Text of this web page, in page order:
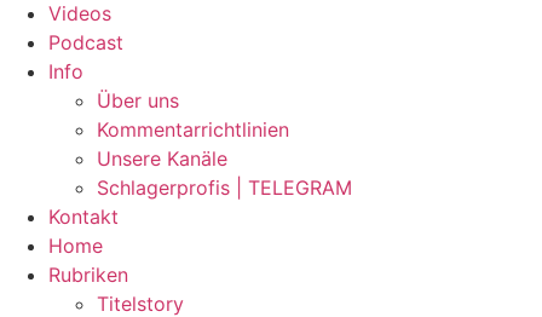
Videos
Podcast
Info
Über uns
Kommentarrichtlinien
Unsere Kanäle
Schlagerprofis | TELEGRAM
Kontakt
Home
Rubriken
Titelstory